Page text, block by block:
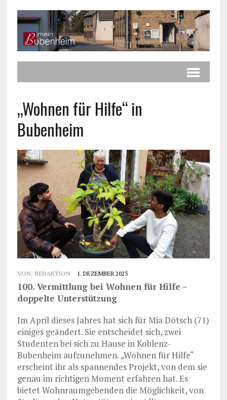
„Wohnen für Hilfe“ in
Bubenheim
VON: REDAKTION 1. DEZEMBER 2023
100. Vermittlung bei Wohnen für Hilfe –
doppelte Unterstützung
Im April dieses Jahres hat sich für Mia Dötsch (71)
einiges geändert. Sie entscheidet sich, zwei
Studenten bei sich zu Hause in Koblenz-
Bubenheim aufzunehmen. „Wohnen für Hilfe“
erscheint ihr als spannendes Projekt, von dem sie
genau im richtigen Moment erfahren hat. Es
bietet Wohnraumgebenden die Möglichkeit, von